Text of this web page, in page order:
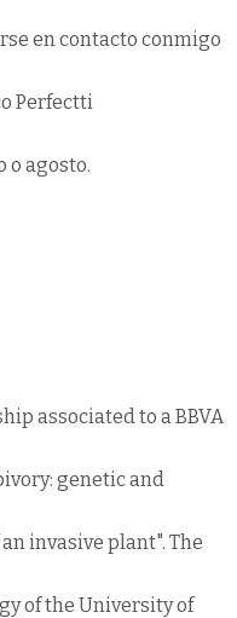
en contacto conmigo
Perfectti
o agosto.
associated to a BBVA
genetic and
invasive plant". The
of the University of